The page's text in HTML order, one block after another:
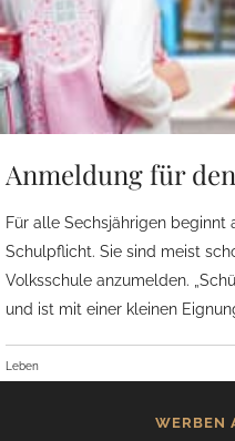
Anmeldung für
Für alle Sechsjährigen
Schulpflicht. Sie sind meist
Volksschule anzumelden.
und ist mit einer kleinen
Leben
WERBEN